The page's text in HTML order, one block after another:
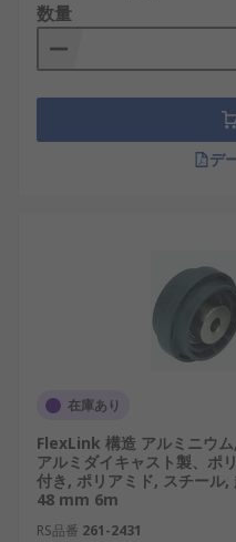
数量
デ
在庫あり
FlexLink 構造 アルミニウ
アルミダイキャスト製、ポ
付き, ポリアミド, スチール
48 mm 6m
RS品番 261-2431